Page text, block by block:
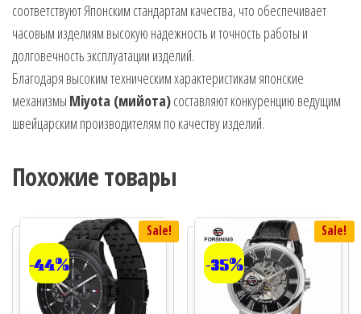
соответствуют Японским стандартам качества, что обеспечивает
часовым изделиям высокую надежность и точность работы и
долговечность эксплуатации изделий.
Благодаря высоким техническим характеристикам японские
механизмы Miyota (мийота)составляют конкуренцию ведущим
швейцарским производителям по качеству изделий.
Похожие товары
Sale!
-44%
Sale!
-35%